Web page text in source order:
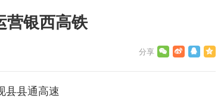
营银西高铁
县通高速